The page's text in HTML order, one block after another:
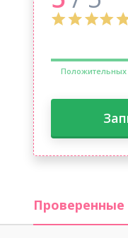
Положительных